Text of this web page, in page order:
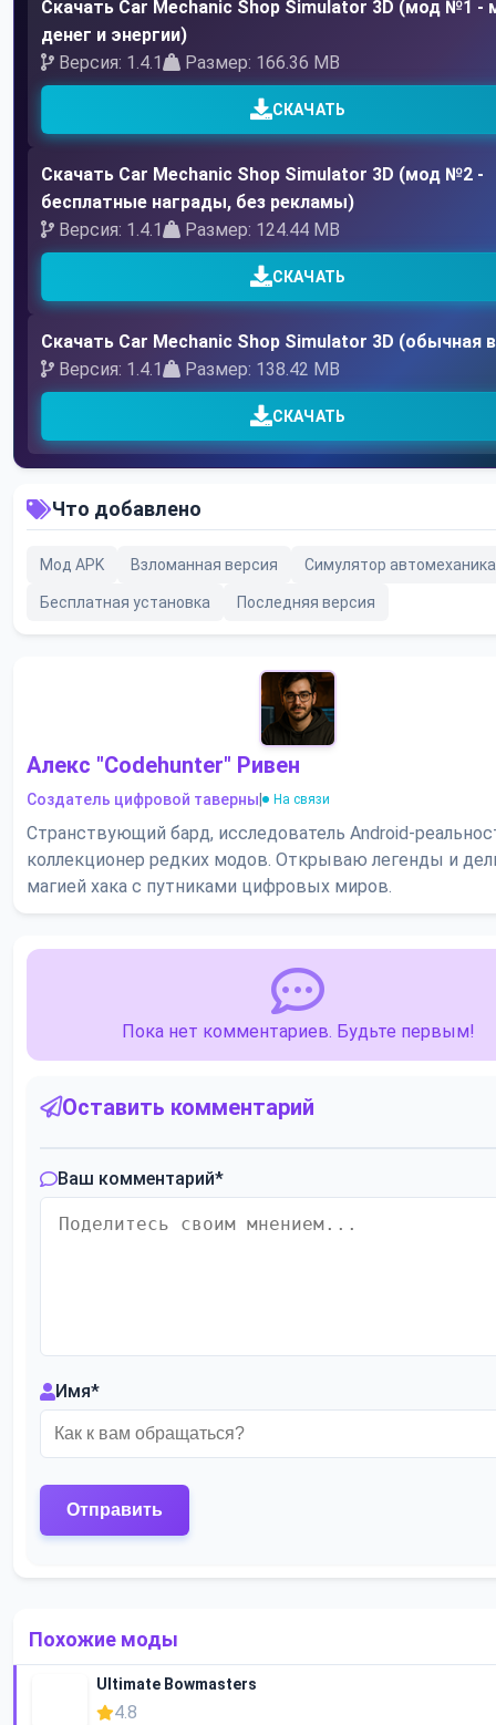
Скачать Car Mechanic Shop Simulator 3D (мод №1 -
денег и энергии)
Версия: 1.4.1
Размер: 166.36 MB
СКАЧАТЬ
Скачать Car Mechanic Shop Simulator 3D (мод №2 -
бесплатные награды, без рекламы)
Версия: 1.4.1
Размер: 124.44 MB
СКАЧАТЬ
Скачать Car Mechanic Shop Simulator 3D (обычная
Версия: 1.4.1
Размер: 138.42 MB
СКАЧАТЬ
Что добавлено
Мод APK Взломанная версия Симулятор автомеханика
Бесплатная установка Последняя версия
Алекс "Codehunter" Ривен
Создатель цифровой таверны На связи
Странствующий бард, исследователь Android-
коллекционер редких модов. Открываю легенды и
магией хака с путниками цифровых миров.
Пока нет комментариев. Будьте первым!
Оставить комментарий
Ваш комментарий*
Имя*
Похожие моды
Ultimate Bowmasters
4.8